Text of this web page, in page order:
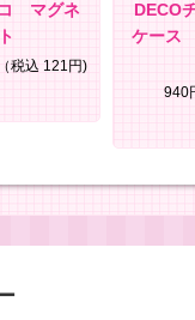
マグネ
（税込 121円)
DECO
ケース
940